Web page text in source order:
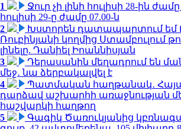
1
Ջուր չի լինի հուլիսի 28-ին
հուլիսի 29-ը ժամը 07.00-ն
2
Խստորեն դատապարտում եմ
Ռուբինյանի կողմից Ստամբուլում
լինելը. Դանիել Իոաննիսյան
3
Դերասանին մեղադրում են
մեջ․ նա ձերբակալվել է
4
Պատմական հաղթանակ․
դարձավ աշխարհի առաջնության
հաշվարկի հաղթող
5
Գագիկ Ծառուկյանից